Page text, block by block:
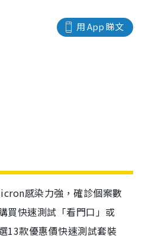
用 App 睇文
感染力強，確診個案數
買快速測試「看門口」或
13款優惠價快速測試套裝